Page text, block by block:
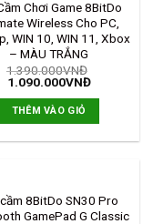
Chơi Game 8BitDo
Wireless Cho PC,
WIN 10, WIN 11, Xbox
– MÀU TRẮNG
1.390.000VNĐ
1.090.000VNĐ
THÊM VÀO GIỎ
HẾT HÀNG
8BitDo SN30 Pro
GamePad G Classic